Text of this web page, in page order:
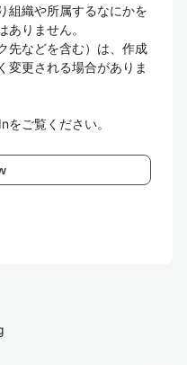
組織や所属するなにかを
りません。
先などを含む）は、作成
変更される場合がありま
ご覧ください。